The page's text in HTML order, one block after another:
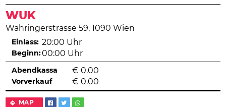
WUK
Währingerstrasse 59, 1090 Wien
MAP
Einlass: 20:00 Uhr
Beginn:00:00 Uhr
Abendkassa € 0.00
Vorverkauf € 0.00